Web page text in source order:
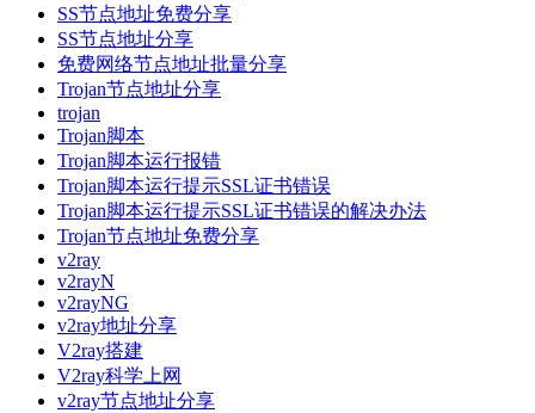
SS节点地址免费分享
SS节点地址分享
免费网络节点地址批量分享
Trojan节点地址分享
trojan
Trojan脚本
Trojan脚本运行报错
Trojan脚本运行提示SSL证书错误
Trojan脚本运行提示SSL证书错误的解决办法
Trojan节点地址免费分享
v2ray
v2rayN
v2rayNG
v2ray地址分享
V2ray搭建
V2ray科学上网
v2ray节点地址分享